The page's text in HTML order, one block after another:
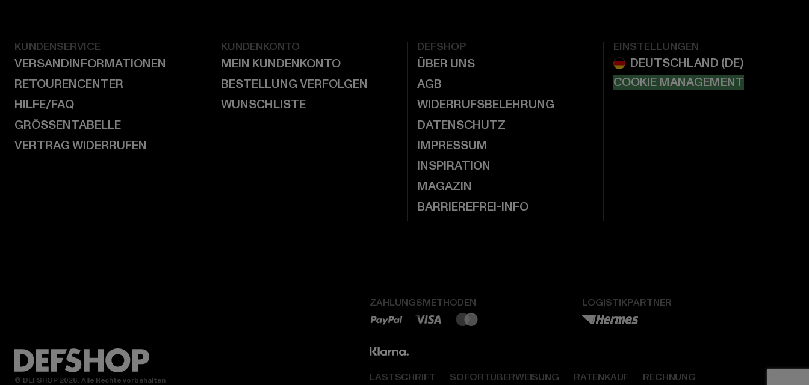
KUNDENSERVICE
VERSANDINFORMATIONEN
RETOURENCENTER
HILFE/FAQ
GRÖSSENTABELLE
VERTRAG WIDERRUFEN
KUNDENKONTO
MEIN KUNDENKONTO
BESTELLUNG VERFOLGEN
WUNSCHLISTE
DEFSHOP
ÜBER UNS
AGB
WIDERRUFSBELEHRUNG
DATENSCHUTZ
IMPRESSUM
INSPIRATION
MAGAZIN
BARRIEREFREI-INFO
EINSTELLUNGEN
COOKIE MANAGEMENT
ZAHLUNGSMETHODEN LOGISTIKPARTNER
LASTSCHRIFT SOFORTÜBERWEISUNG RATENKAUF RECHNUNG
© DEFSHOP 2026. Alle Rechte vorbehalten